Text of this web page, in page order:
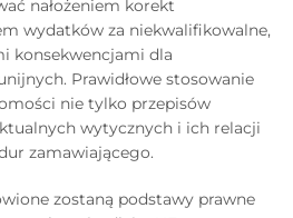
nałożeniem korekt
wydatków za niekwalifikowalne,
konsekwencjami dla
Prawidłowe stosowanie
nie tylko przepisów
wytycznych i ich relacji
zamawiającego.
zostaną podstawy prawne